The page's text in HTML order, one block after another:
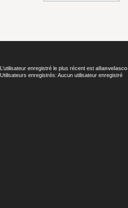
L’utilisateur enregistré le plus récent est allanvelasco
Utilisateurs enregistrés: Aucun utilisateur enregistré